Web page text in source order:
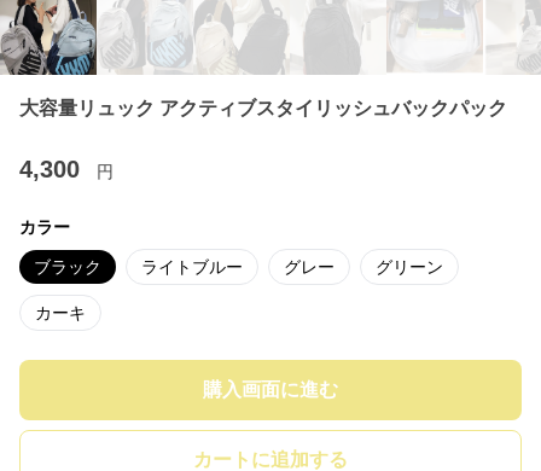
大容量リュック アクティブスタイリッシュバックパック
4,300 円
カラー
ブラック ライトブルー グレー グリーン
カーキ
購入画面に進む
カートに追加する